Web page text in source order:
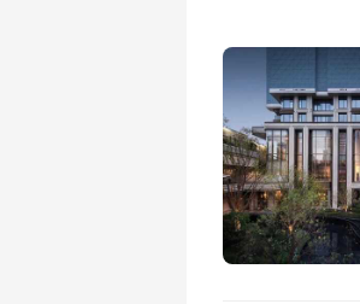
提到
说法
理应